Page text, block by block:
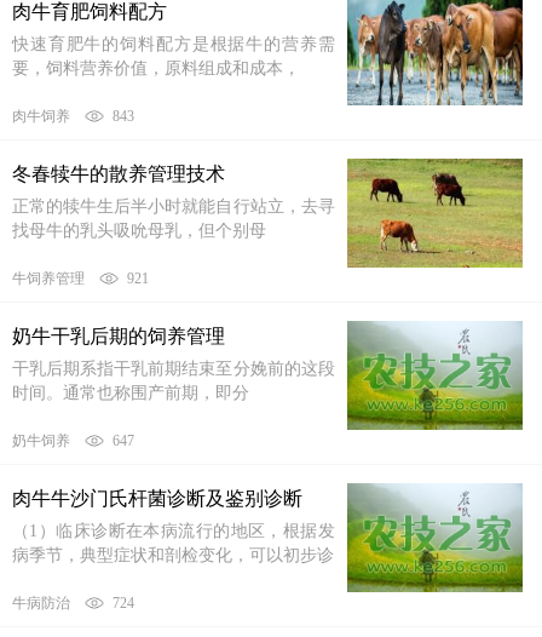
肉牛育肥饲料配方
快速育肥牛的饲料配方是根据牛的营养需
要，饲料营养价值，原料组成和成本，
肉牛饲养 843
冬春犊牛的散养管理技术
正常的犊牛生后半小时就能自行站立，去寻
找母牛的乳头吸吮母乳，但个别母
牛饲养管理 921
奶牛干乳后期的饲养管理
干乳后期系指干乳前期结束至分娩前的这段
时间。通常也称围产前期，即分
奶牛饲养 647
肉牛牛沙门氏杆菌诊断及鉴别诊断
（1）临床诊断在本病流行的地区，根据发
病季节，典型症状和剖检变化，可以初步诊
牛病防治 724